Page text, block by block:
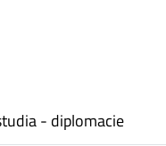
- diplomacie